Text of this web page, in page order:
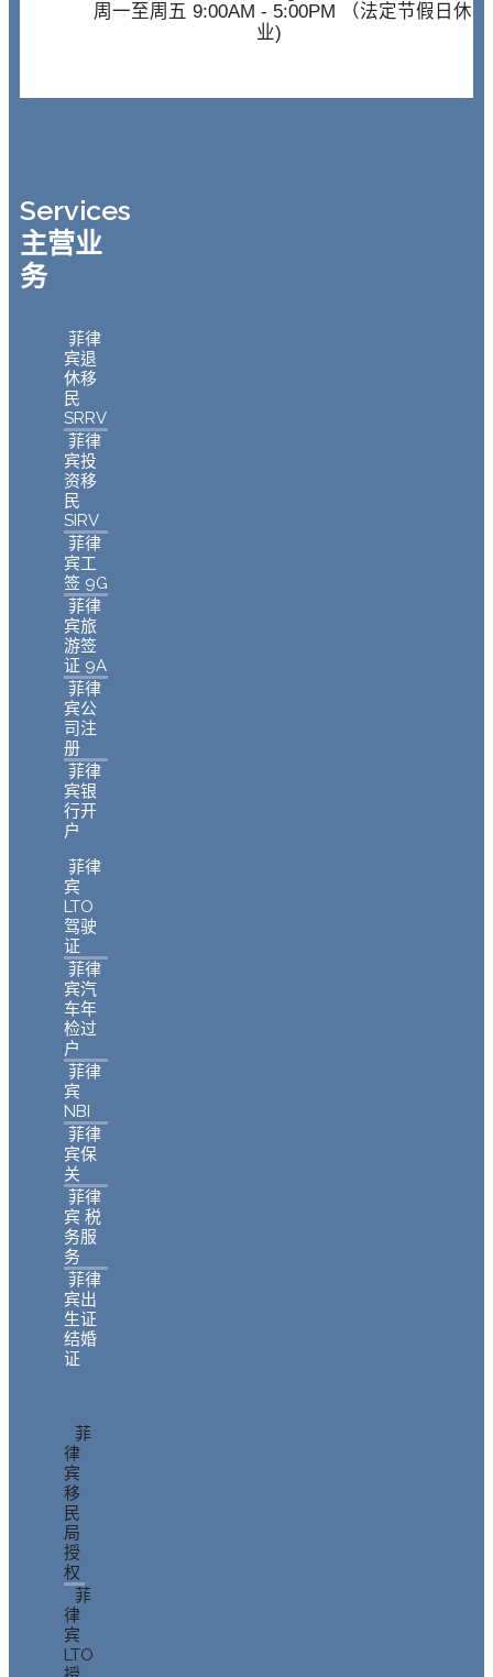
周一至周五 9:00AM - 5:00PM （法定节假日休
业)
Services
主营业
务
菲律
宾退
休移
民
SRRV
菲律
宾投
资移
民
SIRV
菲律
宾工
签 9G
菲律
宾旅
游签
证 9A
菲律
宾公
司注
册
菲律
宾银
行开
户
菲律
宾
LTO
驾驶
证
菲律
宾汽
车年
检过
户
菲律
宾
NBI
菲律
宾保
关
菲律
宾 税
务服
务
菲律
宾出
生证
结婚
证
菲
律
宾
移
民
局
授
权
菲
律
宾
LTO